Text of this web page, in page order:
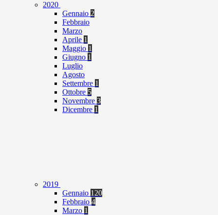
2020
Gennaio 2
Febbraio
Marzo
Aprile 1
Maggio 1
Giugno 1
Luglio
Agosto
Settembre 1
Ottobre 5
Novembre 3
Dicembre 1
2019
Gennaio 120
Febbraio 4
Marzo 1